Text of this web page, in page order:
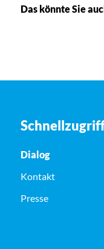
Das könnte Sie
Dialog
Kontakt
Presse